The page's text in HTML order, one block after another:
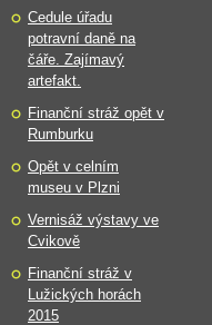
Cedule úřadu
potravní daně na
čáře. Zajímavý
artefakt.
Finanční stráž opět v
Rumburku
Opět v celním
museu v Plzni
Vernisáž výstavy ve
Cvikově
Finanční stráž v
Lužických horách
2015